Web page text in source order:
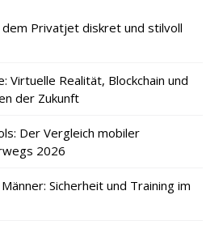
Privatjet diskret und stilvoll
Virtuelle Realität, Blockchain und
der Zukunft
Der Vergleich mobiler
2026
Sicherheit und Training im